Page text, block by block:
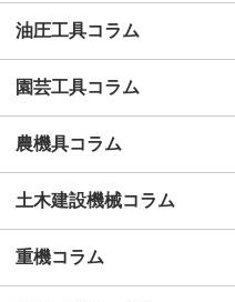
油圧工具コラム
園芸工具コラム
農機具コラム
土木建設機械コラム
重機コラム